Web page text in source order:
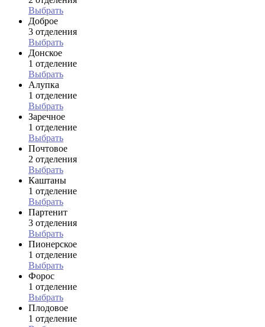
Выбрать
Доброе
3 отделения
Выбрать
Донское
1 отделение
Выбрать
Алупка
1 отделение
Выбрать
Заречное
1 отделение
Выбрать
Почтовое
2 отделения
Выбрать
Каштаны
1 отделение
Выбрать
Партенит
3 отделения
Выбрать
Пионерское
1 отделение
Выбрать
Форос
1 отделение
Выбрать
Плодовое
1 отделение